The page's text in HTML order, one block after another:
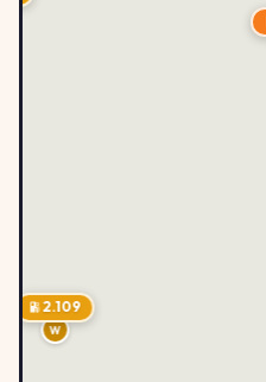
2.109
W